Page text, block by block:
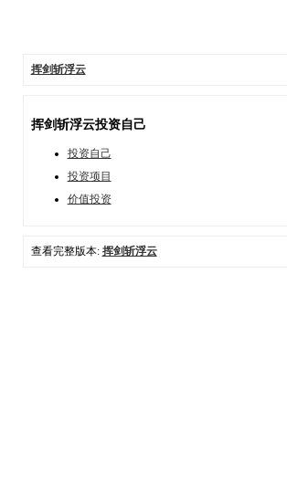
挥剑斩浮云
挥剑斩浮云投资自己
投资自己
投资项目
价值投资
查看完整版本: 挥剑斩浮云